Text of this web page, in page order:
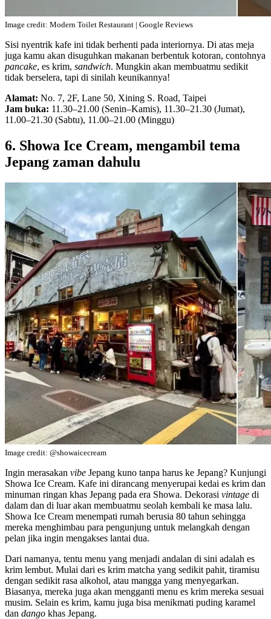
Image credit: Modern Toilet Restaurant | Google Reviews
Sisi nyentrik kafe ini tidak berhenti pada interiornya. Di atas meja
juga kamu akan disuguhkan makanan berbentuk kotoran, contohnya
pancake, es krim, sandwich. Mungkin akan membuatmu sedikit
tidak berselera, tapi di sinilah keunikannya!
Alamat: No. 7, 2F, Lane 50, Xining S. Road, Taipei
Jam buka: 11.30–21.00 (Senin–Kamis), 11.30–21.30 (Jumat),
11.00–21.30 (Sabtu), 11.00–21.00 (Minggu)
6. Showa Ice Cream, mengambil tema
Jepang zaman dahulu
Image credit: @showaicecream
Ingin merasakan vibe Jepang kuno tanpa harus ke Jepang? Kunjungi
Showa Ice Cream. Kafe ini dirancang menyerupai kedai es krim dan
minuman ringan khas Jepang pada era Showa. Dekorasi vintage di
dalam dan di luar akan membuatmu seolah kembali ke masa lalu.
Showa Ice Cream menempati rumah berusia 80 tahun sehingga
mereka menghimbau para pengunjung untuk melangkah dengan
pelan jika ingin mengakses lantai dua.
Dari namanya, tentu menu yang menjadi andalan di sini adalah es
krim lembut. Mulai dari es krim matcha yang sedikit pahit, tiramisu
dengan sedikit rasa alkohol, atau mangga yang menyegarkan.
Biasanya, mereka juga akan mengganti menu es krim mereka sesuai
musim. Selain es krim, kamu juga bisa menikmati puding karamel
dan dango khas Jepang.